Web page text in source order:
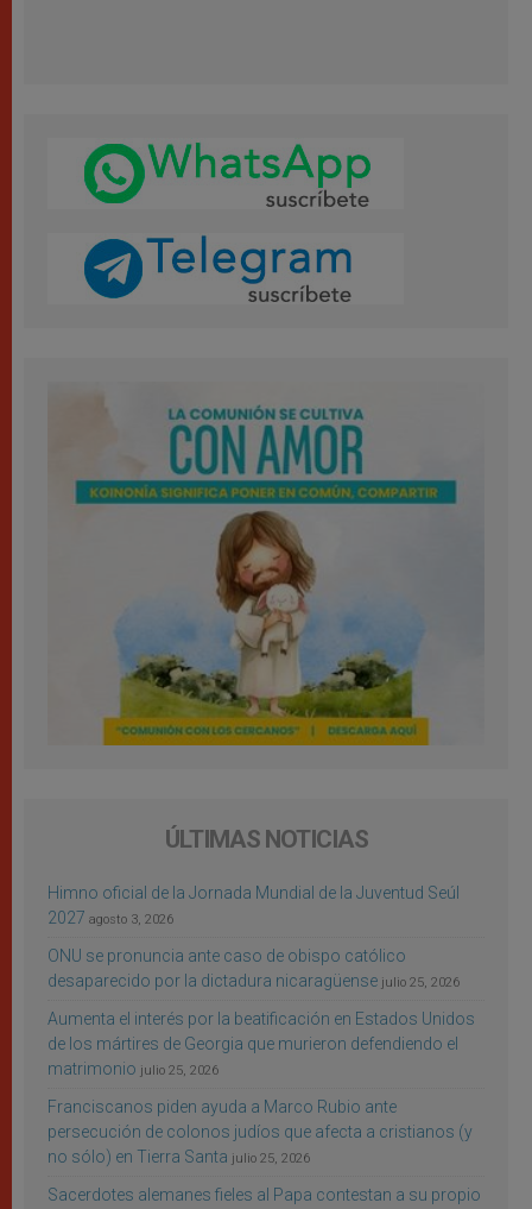
ÚLTIMAS NOTICIAS
Himno oficial de la Jornada Mundial de la Juventud Seúl
2027 agosto 3, 2026
ONU se pronuncia ante caso de obispo católico
desaparecido por la dictadura nicaragüense julio 25, 2026
Aumenta el interés por la beatificación en Estados Unidos
de los mártires de Georgia que murieron defendiendo el
matrimonio julio 25, 2026
Franciscanos piden ayuda a Marco Rubio ante
persecución de colonos judíos que afecta a cristianos (y
no sólo) en Tierra Santa julio 25, 2026
Sacerdotes alemanes fieles al Papa contestan a su propio